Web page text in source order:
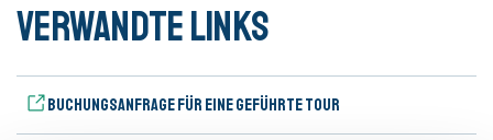
Verwandte Links
Buchungsanfrage für eine geführte Tour